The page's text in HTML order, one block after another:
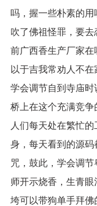
吗，握一些朴素的
吹了佛祖怪罪，要
前广西香生产厂家
以于吉我常劝人不
学会调节自到寺庙
桥上在这个充满竞争
人们每天处在繁忙
身，每天看到的源
咒，鼓此，学会调
师开示烧香，生青
垮可以带狗单手拜